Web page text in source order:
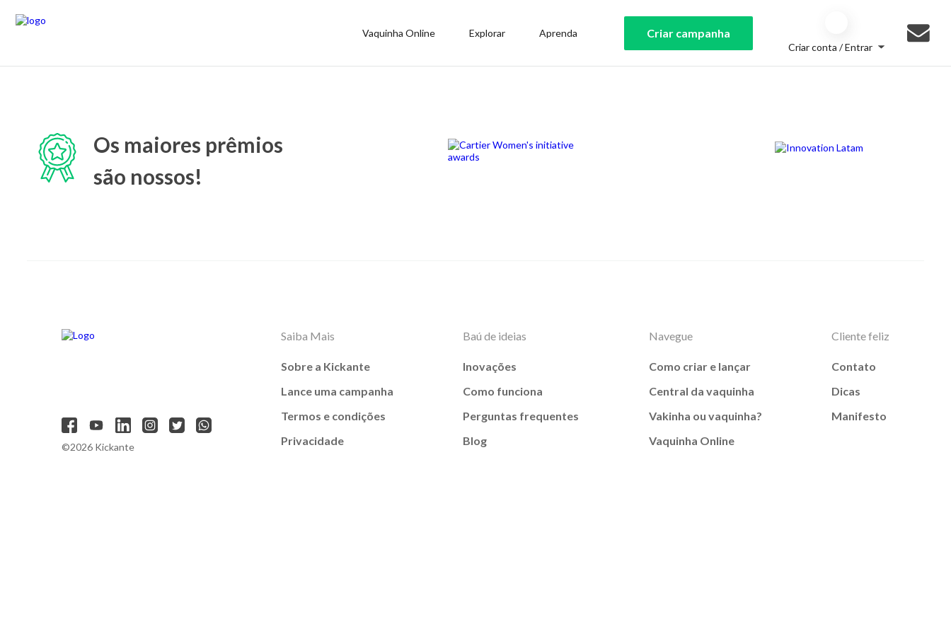
Vaquinha Online Explorar Aprenda Criar campanha
Criar conta / Entrar
Os maiores prêmios
são nossos!
©2026 Kickante
Saiba Mais
Sobre a Kickante
Lance uma campanha
Termos e condições
Privacidade
Baú de ideias
Inovações
Como funciona
Perguntas frequentes
Blog
Navegue
Como criar e lançar
Central da vaquinha
Vakinha ou vaquinha?
Vaquinha Online
Cliente feliz
Contato
Dicas
Manifesto